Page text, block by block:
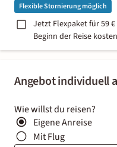
Angebot individuell
Wie willst du reisen?
Eigene Anreise
Mit Flug
Flexible Stornierung möglich
Jetzt Flexpaket für 59
Beginn der Reise